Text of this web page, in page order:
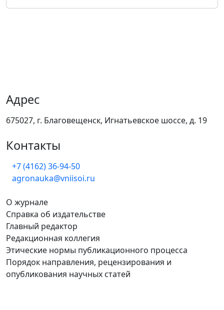
Адрес
675027, г. Благовещенск, Игнатьевское шоссе, д. 19
Контакты
+7 (4162) 36-94-50
agronauka@vniisoi.ru
О журнале
Справка об издательстве
Главный редактор
Редакционная коллегия
Этические нормы публикационного процесса
Порядок направления, рецензирования и
опубликования научных статей